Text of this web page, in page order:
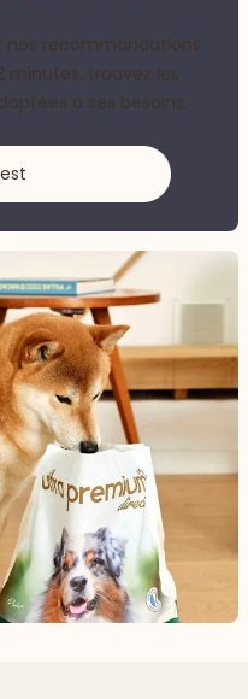
nos recommandations
minutes, trouvez les
à ses besoins.